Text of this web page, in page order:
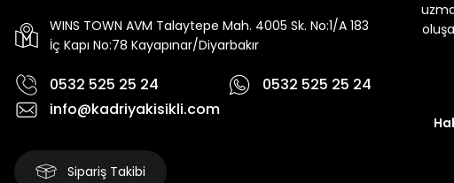
WINS TOWN AVM Talaytepe Mah. 4005 Sk. No:1/A 183
İç Kapı No:78 Kayapınar/Diyarbakır
0532 525 25 24
0532 525 25 24
info@kadriyakisikli.com
Sipariş Takibi